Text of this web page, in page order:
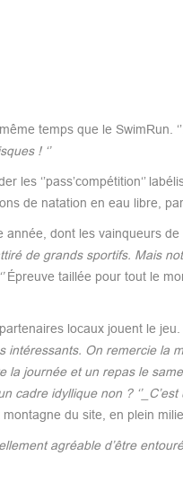
temps que le SwimRun. ‘’
! ‘’
‘’pass’compétition‘’
de natation en eau libre,
année, dont les vainqueurs de
de grands sportifs. Mais
Épreuve taillée pour tout le
locaux jouent le jeu.
On remercie la
journée et un repas le
cadre idyllique non ?
du site, en plein
agréable d’être